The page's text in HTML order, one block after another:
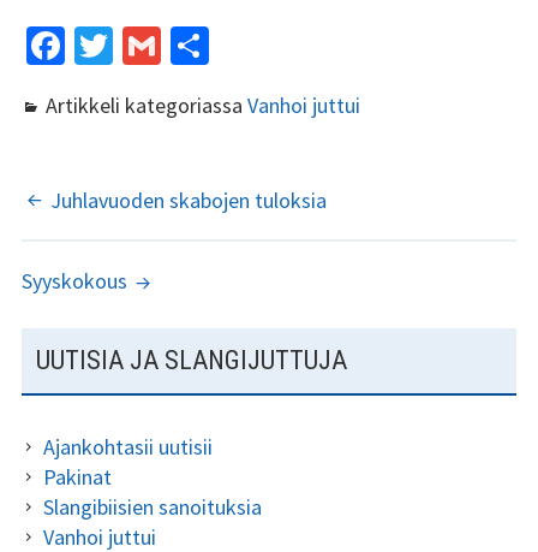
Fa
b
o
k
T
tt
G
ai
S
ar
Artikkeli kategoriassa Vanhoi juttui
ARTIKKELIEN
SELAUS
Juhlavuoden skabojen tuloksia
Syyskokous
SIVUPALKKI
UUTISIA JA SLANGIJUTTUJA
Ajankohtasii uutisii
Pakinat
Slangibiisien sanoituksia
Vanhoi juttui